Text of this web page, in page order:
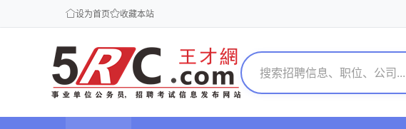
设为首页 收藏本站